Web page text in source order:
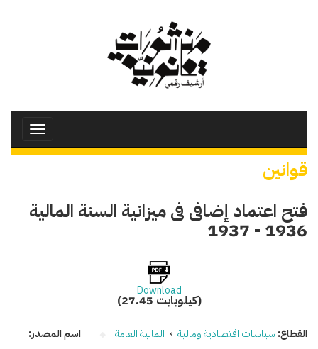
Toggle
قوانين
فتح اعتماد إضافى فى ميزانية السنة المالية
1936 - 1937
Download
(27.45 كيلوبايت)
القطاع: سياسات اقتصادية ومالية › المالية العامة
اسم المصدر: